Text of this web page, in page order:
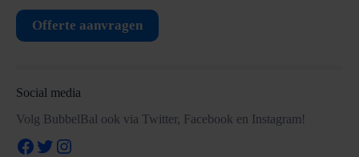
Offerte aanvragen
Social media
Volg BubbelBal ook via Twitter, Facebook en Instagram!
Facebook
Twitter
Instagram